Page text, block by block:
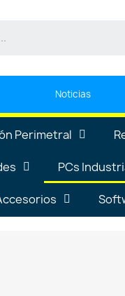
Noticias
Perimetral
PCs